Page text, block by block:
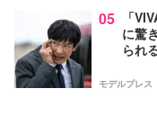
05
「
に驚
られ
モデルプレス